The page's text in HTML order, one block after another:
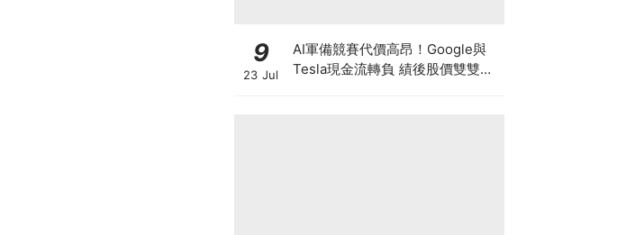
9
23 Jul
AI軍備競賽代價高昂！Google與
Tesla現金流轉負 績後股價雙雙急